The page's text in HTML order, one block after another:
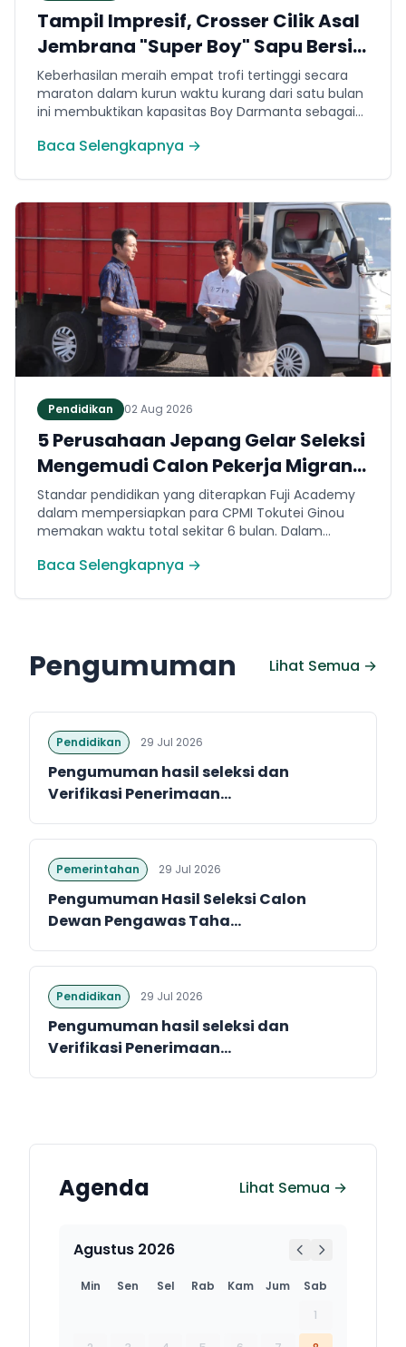
Tampil Impresif, Crosser Cilik Asal
Jembrana "Super Boy" Sapu Bersih
4 Gelar Juara Motocross 50cc di
Jawa
Keberhasilan meraih empat trofi tertinggi secara
maraton dalam kurun waktu kurang dari satu bulan
ini membuktikan kapasitas Boy Darmanta sebagai
dimiliki Jembrana di kancah motocross nasional
Baca Selengkapnya →
Pendidikan 02 Aug 2026
5 Perusahaan Jepang Gelar Seleksi
Mengemudi Calon Pekerja Migran
Jembrana
Standar pendidikan yang diterapkan Fuji Academy
dalam mempersiapkan para CPMI Tokutei Ginou
memakan waktu total sekitar 6 bulan. Dalam
menguasai sejumlah kompetensi. Seperti
(internal Fuji Academy). Sertifikasi resmi bahasa
Jepang.
Baca Selengkapnya →
Pengumuman Lihat Semua →
Pendidikan 29 Jul 2026
Pengumuman hasil seleksi dan
Verifikasi Penerimaan...
Pemerintahan 29 Jul 2026
Pengumuman Hasil Seleksi Calon
Dewan Pengawas Taha...
Pendidikan 29 Jul 2026
Pengumuman hasil seleksi dan
Verifikasi Penerimaan...
Agenda Lihat Semua →
Agustus 2026
Min Sen Sel Rab Kam Jum
Sab
1